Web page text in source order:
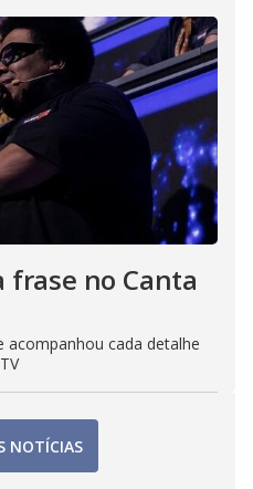
frase no Canta
acompanhou cada detalhe
NOTÍCIAS